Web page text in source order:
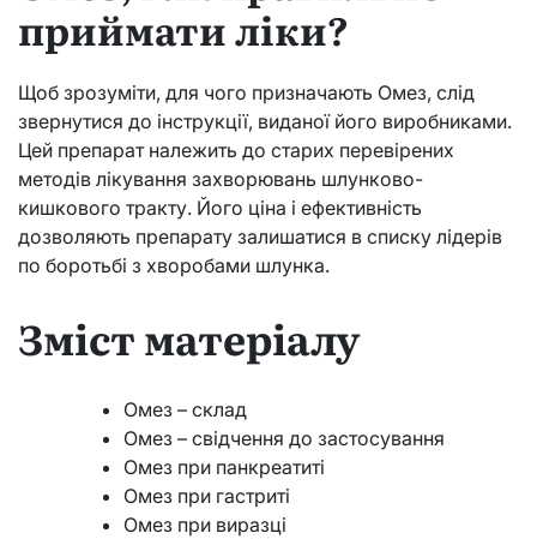
приймати ліки?
Щоб зрозуміти, для чого призначають Омез, слід
звернутися до інструкції, виданої його виробниками.
Цей препарат належить до старих перевірених
методів лікування захворювань шлунково-
кишкового тракту. Його ціна і ефективність
дозволяють препарату залишатися в списку лідерів
по боротьбі з хворобами шлунка.
Зміст матеріалу
Омез – склад
Омез – свідчення до застосування
Омез при панкреатиті
Омез при гастриті
Омез при виразці